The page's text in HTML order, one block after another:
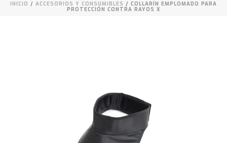
INICIO / ACCESORIOS Y CONSUMIBLES / COLLARÍN EMPLOMADO PARA
PROTECCIÓN CONTRA RAYOS X